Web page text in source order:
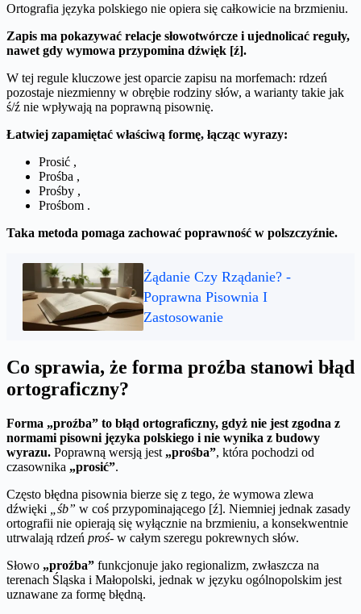
Ortografia języka polskiego nie opiera się całkowicie na brzmieniu.
Zapis ma pokazywać relacje słowotwórcze i ujednolicać reguły,
nawet gdy wymowa przypomina dźwięk [ź].
W tej regule kluczowe jest oparcie zapisu na morfemach: rdzeń
pozostaje niezmienny w obrębie rodziny słów, a warianty takie jak
ś/ź nie wpływają na poprawną pisownię.
Łatwiej zapamiętać właściwą formę, łącząc wyrazy:
Prosić ,
Prośba ,
Prośby ,
Prośbom .
Taka metoda pomaga zachować poprawność w polszczyźnie.
Żądanie Czy Rządanie? -
Poprawna Pisownia I
Zastosowanie
Co sprawia, że forma proźba stanowi błąd
ortograficzny?
Forma „proźba” to błąd ortograficzny, gdyż nie jest zgodna z
normami pisowni języka polskiego i nie wynika z budowy
wyrazu. Poprawną wersją jest „prośba”, która pochodzi od
czasownika „prosić”.
Często błędna pisownia bierze się z tego, że wymowa zlewa
dźwięki
„śb” w coś przypominającego [ź]. Niemniej jednak zasady
ortografii nie opierają się wyłącznie na brzmieniu, a konsekwentnie
utrwalają rdzeń proś- w całym szeregu pokrewnych słów.
Słowo „proźba” funkcjonuje jako regionalizm, zwłaszcza na
terenach Śląska i Małopolski, jednak w języku ogólnopolskim jest
uznawane za formę błędną.